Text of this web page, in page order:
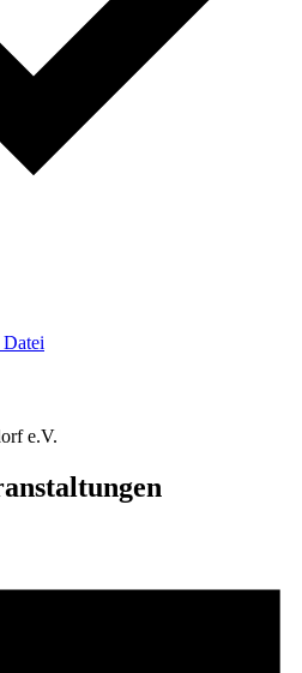
e.V.